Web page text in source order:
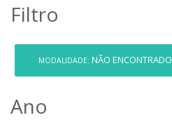
Filtro
MODALIDADE: NÃO ENCONTRADO
Ano